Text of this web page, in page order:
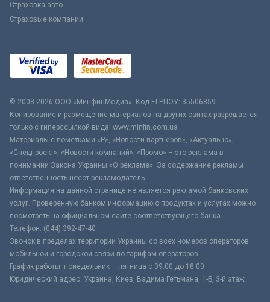
Страховка авто
Страховые компании
© 2008-2026 ООО «МинфинМедиа». Код ЕГРПОУ: 35506859
Копирование и размещение материалов на других сайтах разрешается
только с гиперссылкой вида: www.minfin.com.ua
Материалы с пометками «Р», «Новости партнёров», «Актуально»,
«Спецпроект», «Новости компаний», «Промо» – это реклама в
понимании Закона Украины «О рекламе». За содержание рекламы
ответственность несёт рекламодатель.
Информация на данной странице не является рекламой банковских
услуг. Проверенную банком информацию о продуктах и услугах можно
посмотреть на официальном сайте соответствующего банка.
Телефон: (044) 392-47-40
Звонок в пределах территории Украины со всех номеров операторов
мобильной и городской связи по тарифам операторов
График работы: понедельник – пятница с 09:00 до 18:00
Юридический адрес: Украина, Киев, Вадима Гетьмана, 1-Б, 3-й этаж